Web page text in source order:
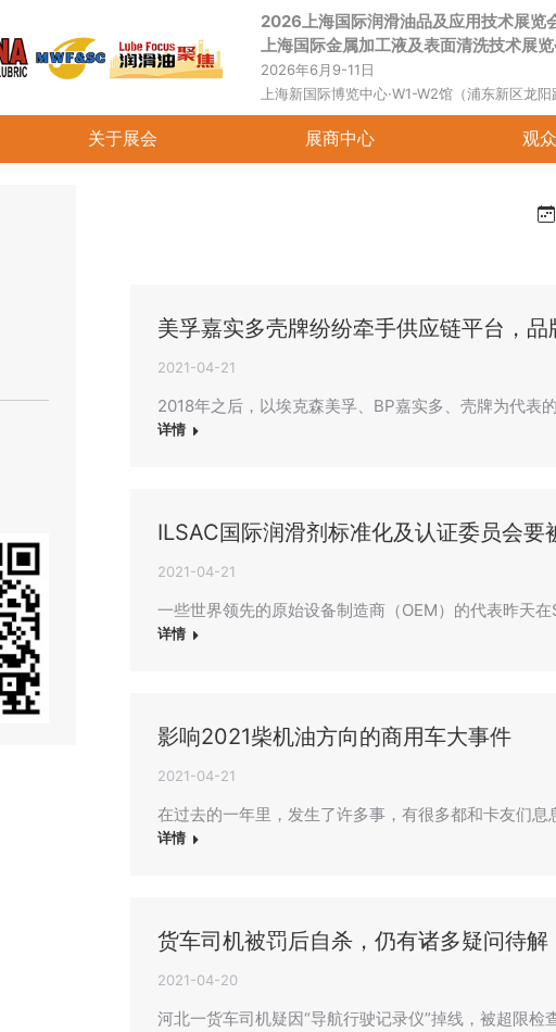
2026上海国际润滑油品及应用技术展览
上海国际金属加工液及表面清洗技术展
2026年6月9-11日
上海新国际博览中心·W1-W2馆（浦东新区龙阳
关于展会 展商中心 观
美孚嘉实多壳牌纷纷牵手供应链平台，品
2021-04-21
2018年之后，以埃克森美孚、BP嘉实多、壳牌为代
详情
ILSAC国际润滑剂标准化及认证委员会要
2021-04-21
一些世界领先的原始设备制造商（OEM）的代表昨天
详情
影响2021柴机油方向的商用车大事件
2021-04-21
在过去的一年里，发生了许多事，有很多都和卡友们
详情
货车司机被罚后自杀，仍有诸多疑问待解
2021-04-20
河北一货车司机疑因“导航行驶记录仪”掉线，被超限
首页 关于展会